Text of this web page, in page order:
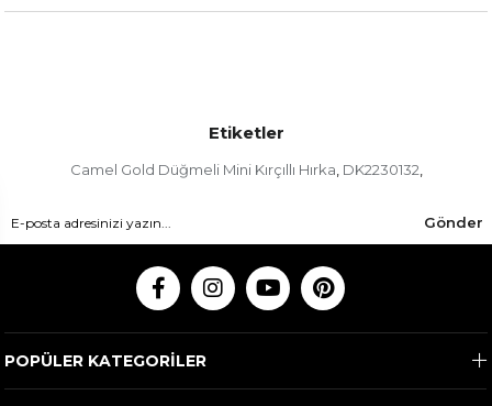
Etiketler
Camel Gold Düğmeli Mini Kırçıllı Hırka, DK2230132,
Gönder
POPÜLER KATEGORİLER